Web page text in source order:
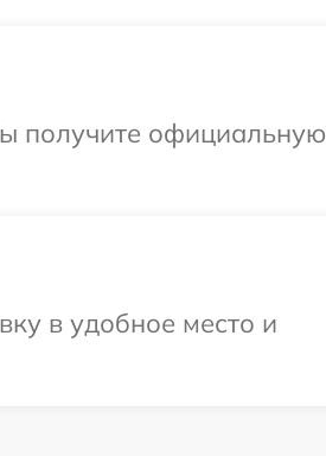
получите официальную
в удобное место и